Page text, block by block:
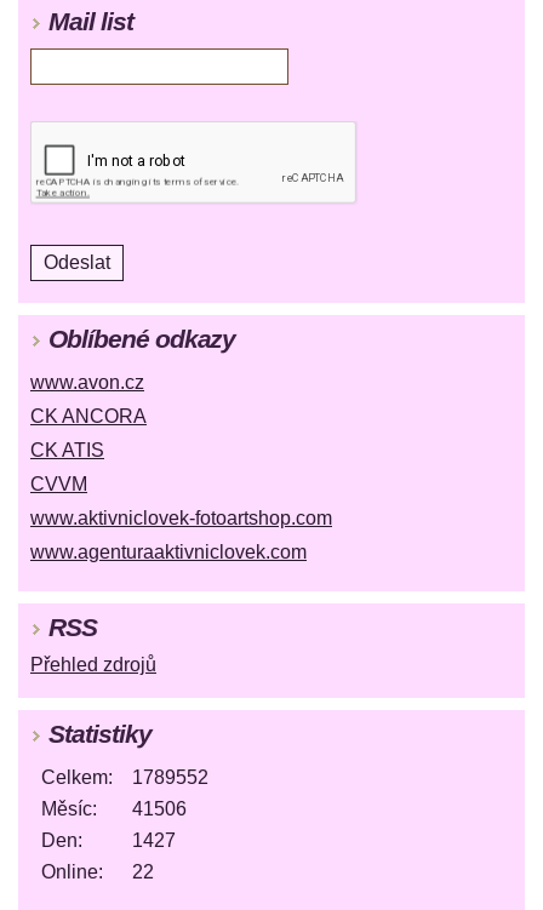
Mail list
Oblíbené odkazy
www.avon.cz
CK ANCORA
CK ATIS
CVVM
www.aktivniclovek-fotoartshop.com
www.agenturaaktivniclovek.com
RSS
Přehled zdrojů
Statistiky
Online: 22
Celkem:
1789552
Měsíc:
41506
Den:
1427